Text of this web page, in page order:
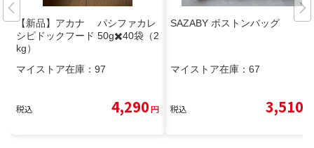
【新品】アカナ パシファカレ
シピドックフード 50g✖️40袋（2
kg）
マイストア在庫： 97
税込 4,290円
SAZABY ボストンバッグ
マイストア在庫： 67
税込 3,510